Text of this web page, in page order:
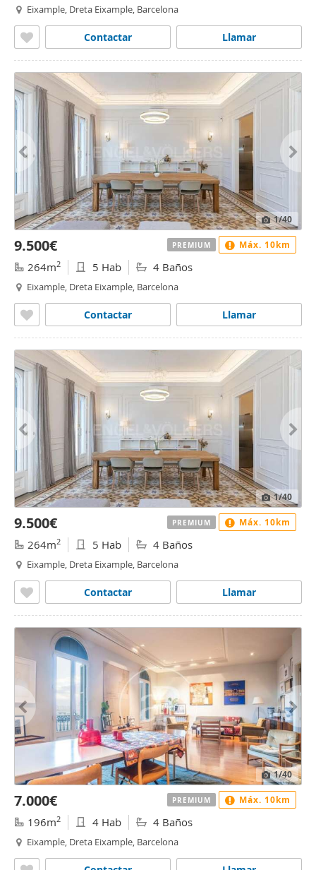
Eixample, Dreta Eixample, Barcelona
Llamar
Contactar
1/40
9.500€
264m2 5 Hab 4 Baños
Eixample, Dreta Eixample, Barcelona
Llamar
Contactar
PREMIUM Máx. 10km
1/40
9.500€
264m2 5 Hab 4 Baños
Eixample, Dreta Eixample, Barcelona
Llamar
Contactar
PREMIUM Máx. 10km
1/40
7.000€
196m2 4 Hab 4 Baños
Eixample, Dreta Eixample, Barcelona
PREMIUM Máx. 10km